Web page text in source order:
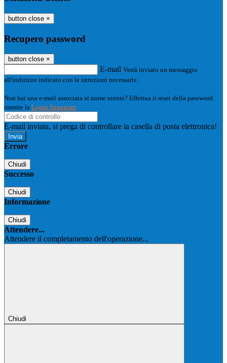
button close ×
Recupero password
button close ×
E-mail Verrà inviato un messaggio
all'indirizzo indicato con le istruzioni necessarie.
Non hai una e-mail associata al nome utente? Effettua il reset della password
tramite la Login Spaggiari
E-mail inviata, si prega di controllare la casella di posta elettronica!
Errore
Chiudi
Successo
Chiudi
Informazione
Chiudi
Attendere...
Attendere il completamento dell'operazione...
Chiudi